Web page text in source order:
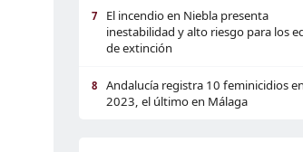
7
El incendio en Niebla presenta
inestabilidad y alto riesgo para los
de extinción
8
Andalucía registra 10 feminicidios en
2023, el último en Málaga